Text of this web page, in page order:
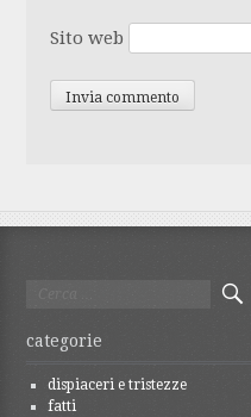
Sito web
per:
categorie
dispiaceri e tristezze
fatti